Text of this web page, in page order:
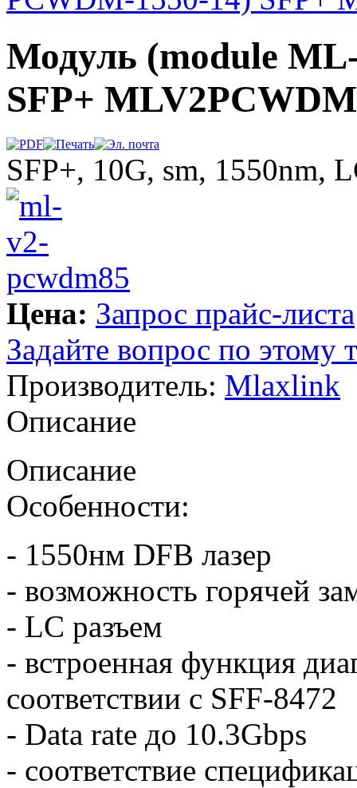
Модуль (module
SFP+
SFP+, 10G, sm, 1550nm,
Цена: Запрос прайс-листа
Задайте вопрос по этому
Производитель: Mlaxlink
Описание
Описание
Особенности:
- 1550нм DFB лазер
- возможность горячей
- LC разъем
- встроенная функция
соответствии с SFF-8472
- Data rate до 10.3Gbps
- соответствие